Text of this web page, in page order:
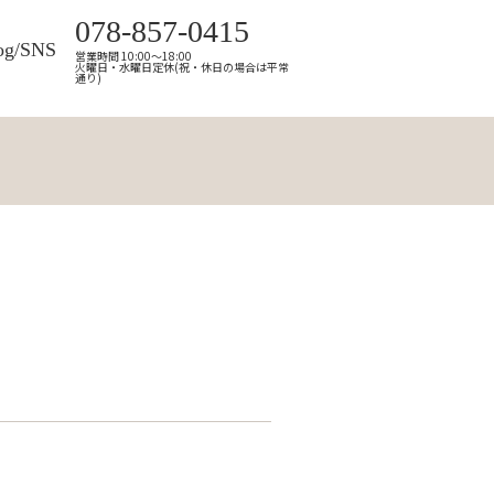
SNS
078-857-0415
営業時間 10:00～18:00
火曜日・水曜日定休(祝・休日の場合は平常
通り)